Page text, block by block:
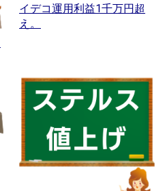
イデコ運用利益1千万円超
え。